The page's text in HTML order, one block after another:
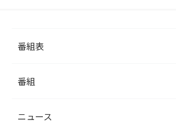
番組表
番組
ニュース